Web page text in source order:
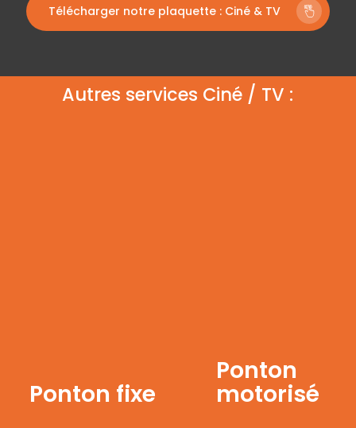
Télécharger notre plaquette : Ciné & TV
Autres services Ciné / TV :
Ponton fixe
Ponton
motorisé